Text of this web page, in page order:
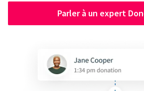
Parler à un expert